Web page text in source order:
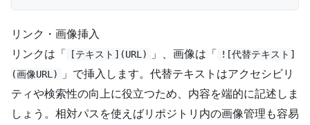
リンク・画像挿入
リンクは「
[テキスト](URL) 」、画像は「 ![代替テキスト]
(画像URL)
」で挿入します。代替テキストはアクセシビリ
ティや検索性の向上に役立つため、内容を端的に記述しま
しょう。相対パスを使えばリポジトリ内の画像管理も容易